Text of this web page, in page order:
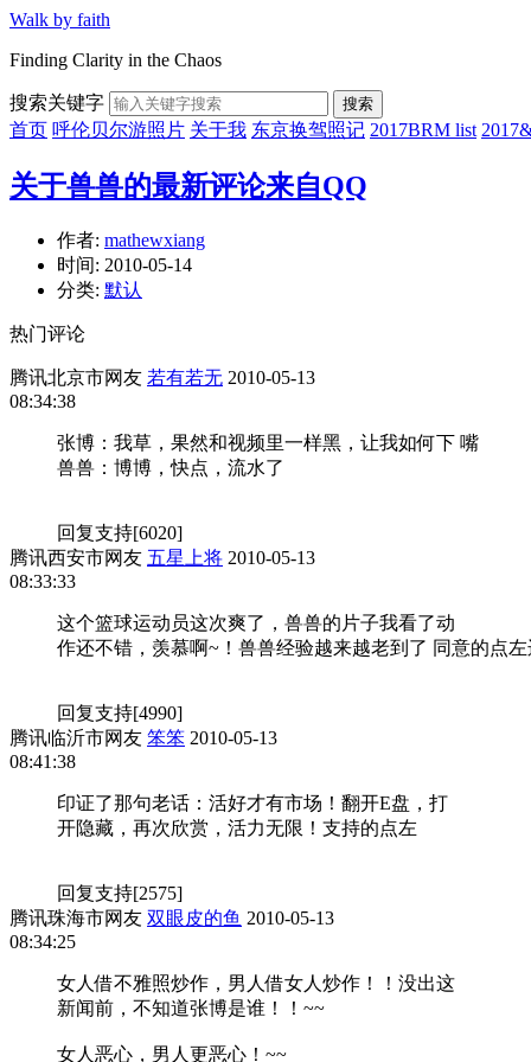
Walk by faith
Finding Clarity in the Chaos
搜索关键字 搜索
首页 呼伦贝尔游照片 关于我 东京换驾照记 2017BRM list
关于兽兽的最新评论来自QQ
作者: mathewxiang
时间: 2010-05-14
分类: 默认
热门评论
腾讯北京市网友 若有若无 2010-05-13
08:34:38
张博：我草，果然和视频里一样黑，让我如何下 嘴
兽兽：博博，快点，流水了
回复支持[6020]
腾讯西安市网友 五星上将 2010-05-13
08:33:33
这个篮球运动员这次爽了，兽兽的片子我看了动
作还不错，羡慕啊~！兽兽经验越来越老到了 同意的点左
回复支持[4990]
腾讯临沂市网友 笨笨 2010-05-13
08:41:38
印证了那句老话：活好才有市场！翻开E盘，打
开隐藏，再次欣赏，活力无限！支持的点左
回复支持[2575]
腾讯珠海市网友 双眼皮的鱼 2010-05-13
08:34:25
女人借不雅照炒作，男人借女人炒作！！没出这
新闻前，不知道张博是谁！！~~
女人恶心，男人更恶心！~~